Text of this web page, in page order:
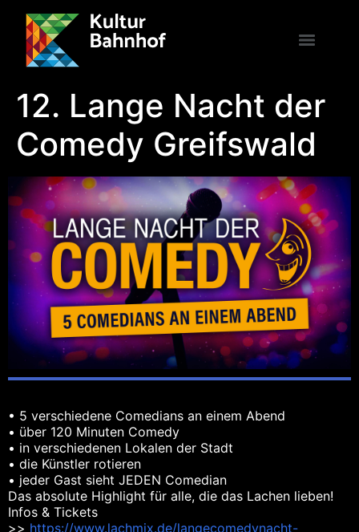
12. Lange Nacht der
Comedy Greifswald
• 5 verschiedene Comedians an einem Abend
• über 120 Minuten Comedy
• in verschiedenen Lokalen der Stadt
• die Künstler rotieren
• jeder Gast sieht JEDEN Comedian
Das absolute Highlight für alle, die das Lachen lieben!
Infos & Tickets
>> https://www.lachmix.de/langecomedynacht-